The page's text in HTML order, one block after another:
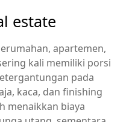
estate
apartemen,
kali memiliki porsi
pada
kaca, dan finishing
menaikkan biaya